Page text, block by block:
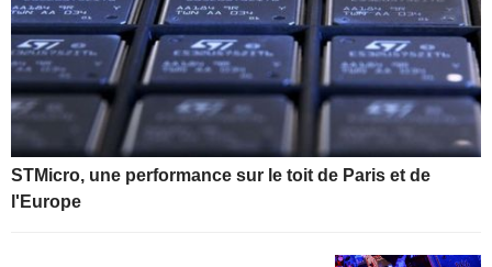
STMicro, une performance sur le toit de Paris et de
l'Europe